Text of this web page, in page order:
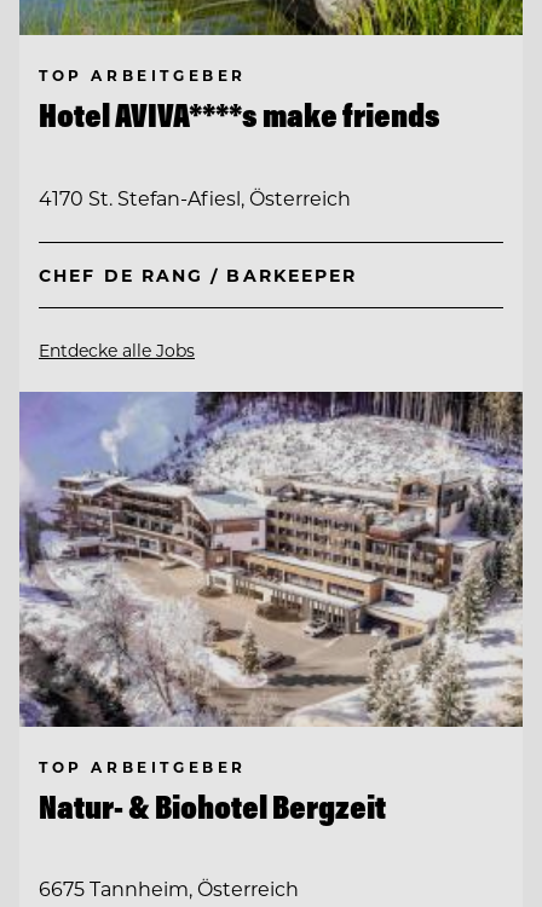
TOP ARBEITGEBER
Hotel AVIVA****s make friends
4170 St. Stefan-Afiesl, Österreich
CHEF DE RANG / BARKEEPER
Entdecke alle Jobs
TOP ARBEITGEBER
Natur- & Biohotel Bergzeit
6675 Tannheim, Österreich